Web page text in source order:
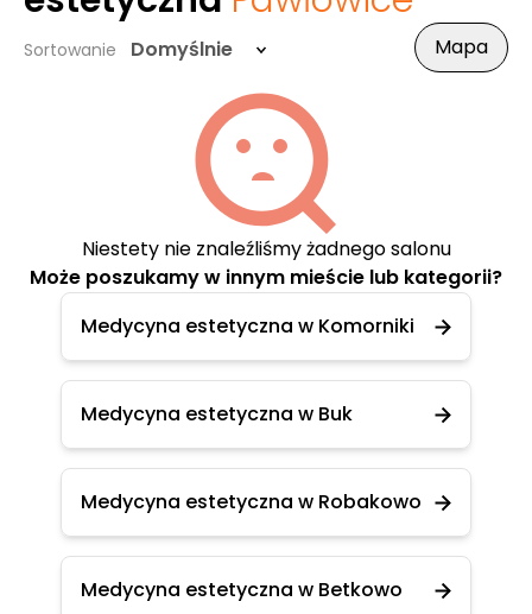
Sortowanie Domyślnie Mapa
Niestety nie znaleźliśmy żadnego salonu
Może poszukamy w innym mieście lub kategorii?
Medycyna estetyczna w Komorniki
Medycyna estetyczna w Buk
Medycyna estetyczna w Robakowo
Medycyna estetyczna w Betkowo